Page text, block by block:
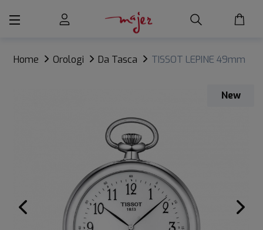
Home Orologi Da Tasca TISSOT LEPINE 49mm
New